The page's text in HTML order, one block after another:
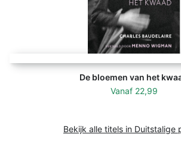
De bloemen van het
Vanaf 22,99
Bekijk alle titels in Duitstalige